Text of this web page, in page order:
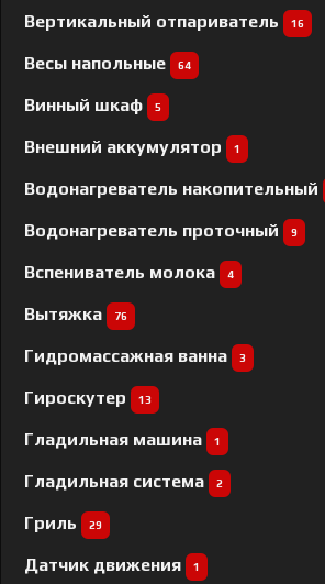
Вертикальный отпариватель 16
Весы напольные 64
Винный шкаф 5
Внешний аккумулятор 1
Водонагреватель накопительный
Водонагреватель проточный 9
Вспениватель молока 4
Вытяжка 76
Гидромассажная ванна 3
Гироскутер 13
Гладильная машина 1
Гладильная система 2
Гриль 29
Датчик движения 1